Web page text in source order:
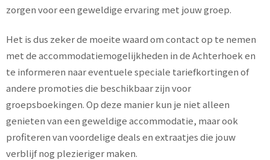
zorgen voor een geweldige ervaring met jouw groep.
Het is dus zeker de moeite waard om contact op te nemen
met de accommodatiemogelijkheden in de Achterhoek en
te informeren naar eventuele speciale tariefkortingen of
andere promoties die beschikbaar zijn voor
groepsboekingen. Op deze manier kun je niet alleen
genieten van een geweldige accommodatie, maar ook
profiteren van voordelige deals en extraatjes die jouw
verblijf nog plezieriger maken.